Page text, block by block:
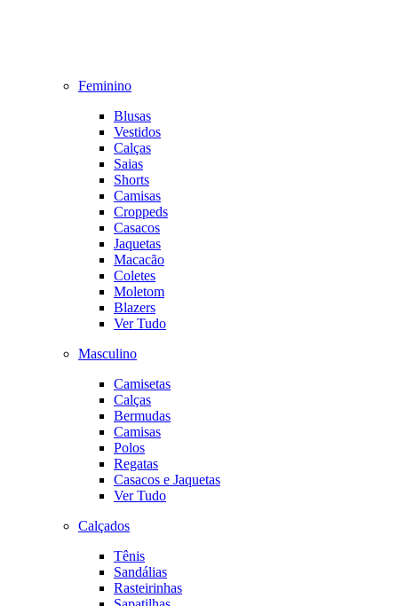
Feminino
Blusas
Vestidos
Calças
Saias
Shorts
Camisas
Croppeds
Casacos
Jaquetas
Macacão
Coletes
Moletom
Blazers
Ver Tudo
Masculino
Camisetas
Calças
Bermudas
Camisas
Polos
Regatas
Casacos e Jaquetas
Ver Tudo
Calçados
Tênis
Sandálias
Rasteirinhas